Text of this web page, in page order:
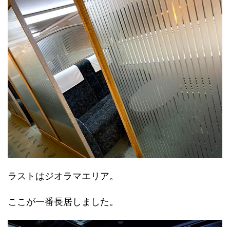
ラストはジオラマエリア。
ここが一番長居しました。